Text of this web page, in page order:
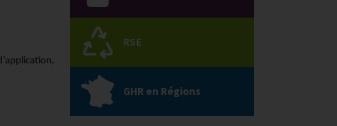
RSE
GHR en Régions